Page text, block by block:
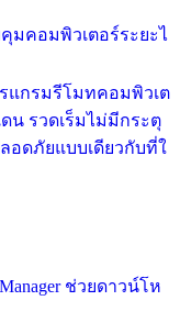
คุมคอมพิวเตอร์ระยะไ
แกรมรีโมทคอมพิวเต
น รวดเร็มไม่มีกระตุ
ดภัยแบบเดียวกับที่ใ
ช่วยดาวน์โห